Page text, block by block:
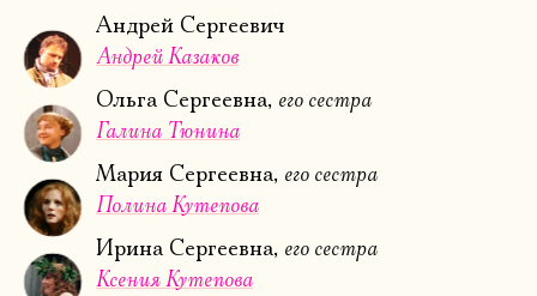
Андрей Сергеевич
Андрей Казаков
Ольга Сергеевна, его сестра
Галина Тюнина
Мария Сергеевна, его сестра
Полина Кутепова
Ирина Сергеевна, его сестра
Ксения Кутепова